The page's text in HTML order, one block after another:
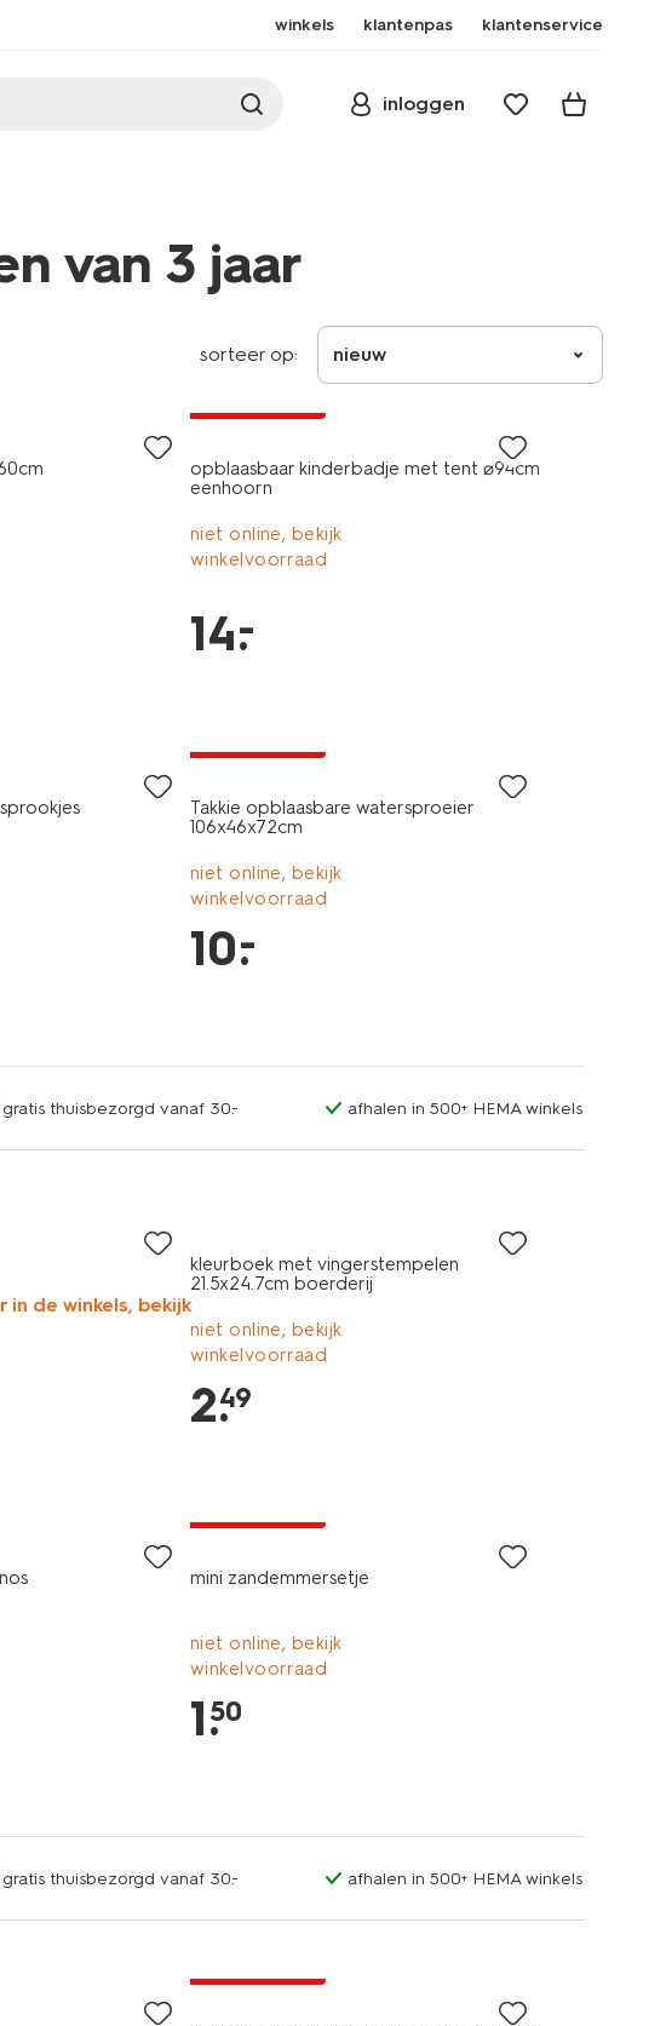
winkels klantenpas klantenservice
inloggen
van 3 jaar
sorteer op: nieuw
opblaasbaar kinderbadje met tent ⌀94cm
eenhoorn
niet online, bekijk
winkelvoorraad
14.
–
Takkie opblaasbare watersproeier
106x46x72cm
niet online, bekijk
winkelvoorraad
10.
–
gratis thuisbezorgd vanaf 30.- afhalen in 500+ HEMA winkels
in de winkels, bekijk
kleurboek met vingerstempelen
21.5x24.7cm boerderij
niet online, bekijk
winkelvoorraad
2.
49
mini zandemmersetje
niet online, bekijk
winkelvoorraad
1.
50
gratis thuisbezorgd vanaf 30.- afhalen in 500+ HEMA winkels